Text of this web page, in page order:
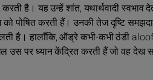
है। यह उन्हें शांत, यथार्थवादी स्वभाव
को पोषित करती हैं। उनकी तेज दृष्टि
है। हालाँकि, ऑड्रे कभी-कभी ठंडी
उस पर ध्यान केंद्रित करती हैं जो वह देख